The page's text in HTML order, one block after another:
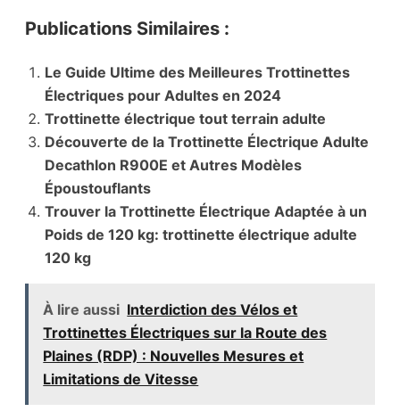
Publications Similaires :
Le Guide Ultime des Meilleures Trottinettes
Électriques pour Adultes en 2024
Trottinette électrique tout terrain adulte
Découverte de la Trottinette Électrique Adulte
Decathlon R900E et Autres Modèles
Époustouflants
Trouver la Trottinette Électrique Adaptée à un
Poids de 120 kg: trottinette électrique adulte
120 kg
À lire aussi Interdiction des Vélos et
Trottinettes Électriques sur la Route des
Plaines (RDP) : Nouvelles Mesures et
Limitations de Vitesse